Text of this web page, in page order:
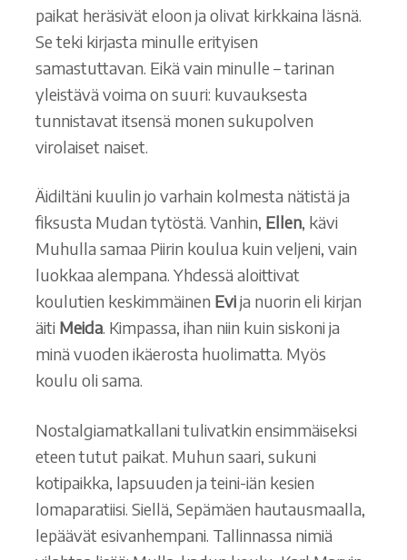
paikat heräsivät eloon ja olivat kirkkaina läsnä.
Se teki kirjasta minulle erityisen
samastuttavan. Eikä vain minulle – tarinan
yleistävä voima on suuri: kuvauksesta
tunnistavat itsensä monen sukupolven
virolaiset naiset.
Äidiltäni kuulin jo varhain kolmesta nätistä ja
fiksusta Mudan tytöstä. Vanhin, Ellen, kävi
Muhulla samaa Piirin koulua kuin veljeni, vain
luokkaa alempana. Yhdessä aloittivat
koulutien keskimmäinen Evija nuorin eli kirjan
äiti Meida. Kimpassa, ihan niin kuin siskoni ja
minä vuoden ikäerosta huolimatta. Myös
koulu oli sama.
Nostalgiamatkallani tulivatkin ensimmäiseksi
eteen tutut paikat. Muhun saari, sukuni
kotipaikka, lapsuuden ja teini-iän kesien
lomaparatiisi. Siellä, Sepämäen hautausmaalla,
lepäävät esivanhempani. Tallinnassa nimiä